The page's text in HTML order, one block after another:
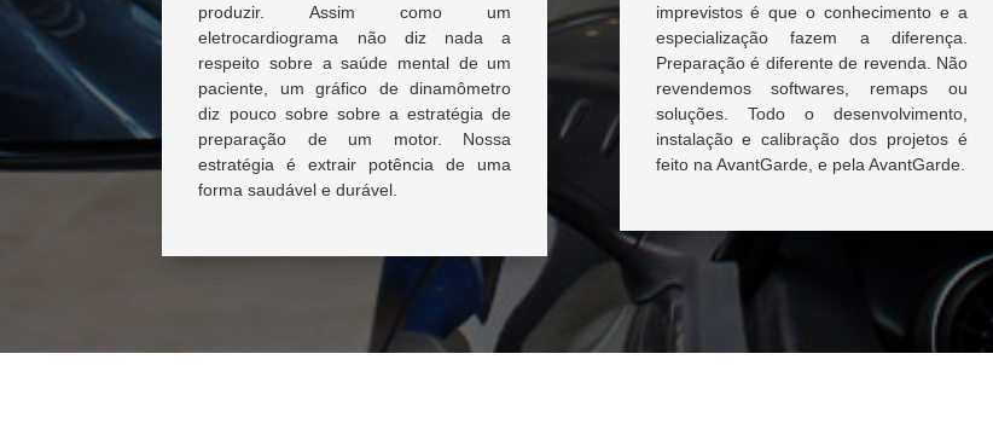
produzir. Assim como um
eletrocardiograma não diz nada a
respeito sobre a saúde mental de um
paciente, um gráfico de dinamômetro
diz pouco sobre sobre a estratégia de
preparação de um motor. Nossa
estratégia é extrair potência de uma
forma saudável e durável.
imprevistos é que o conhecimento e a
especialização fazem a diferença.
Preparação é diferente de revenda. Não
revendemos softwares, remaps ou
soluções. Todo o desenvolvimento,
instalação e calibração dos projetos é
feito na AvantGarde, e pela AvantGarde.